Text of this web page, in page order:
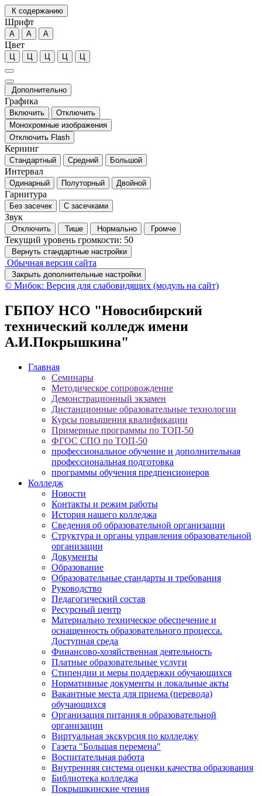
К содержанию
Шрифт
А А А
Цвет
Ц Ц Ц Ц Ц
Дополнительно
Графика
Включить
Отключить
Монохромные изображения
Отключить Flash
Кернинг
Стандартный Средний Большой
Интервал
Одинарный Полуторный Двойной
Гарнитура
Без засечек С засечками
Звук
Отключить Тише Нормально Громче
Текущий уровень громкости: 50
Вернуть стандартные настройки
Обычная версия сайта
Закрыть дополнительные настройки
© Мибок: Версия для слабовидящих (модуль на сайт)
ГБПОУ НСО "Новосибирский
технический колледж имени
А.И.Покрышкина"
Главная
Семинары
Методическое сопровождение
Демонстрационный экзамен
Дистанционные образовательные технологии
Курсы повышения квалификации
Примерные программы по ТОП-50
ФГОС СПО по ТОП-50
профессиональное обучение и дополнительная
профессиональная подготовка
программы обучения предпенсионеров
Колледж
Новости
Контакты и режим работы
История нашего колледжа
Сведения об образовательной организации
Структура и органы управления образовательной
организации
Документы
Образование
Образовательные стандарты и требования
Руководство
Педагогический состав
Ресурсный центр
Материально техническое обеспечение и
оснащенность образовательного процесса.
Доступная среда
Финансово-хозяйственная деятельность
Платные образовательные услуги
Стипендии и меры поддержки обучающихся
Нормативные документы и локальные акты
Вакантные места для приема (перевода)
обучающихся
Организация питания в образовательной
организации
Виртуальная экскурсия по колледжу
Газета "Большая перемена"
Воспитательная работа
Внутренняя система оценки качества образования
Библиотека колледжа
Покрышкинские чтения